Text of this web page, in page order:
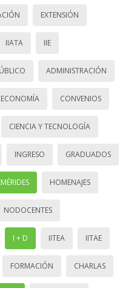
EXTENSIÓN
IIATA IIE
ADMINISTRACIÓN
ECONOMÍA CONVENIOS
CIENCIA Y TECNOLOGÍA
INGRESO GRADUADOS
HOMENAJES
NODOCENTES
I + D IITEA IITAE
FORMACIÓN CHARLAS